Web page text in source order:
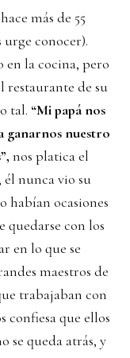
más de 55
urge conocer).
en la cocina, pero
restaurante de su
tal. “Mi papá nos
ganarnos nuestro
nos platica el
él nunca vio su
habían ocasiones
quedarse con los
en lo que se
maestros de
trabajaban con
confiesa que ellos
se queda atrás, y